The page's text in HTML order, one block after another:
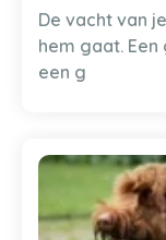
De vacht van
hem gaat.
een g